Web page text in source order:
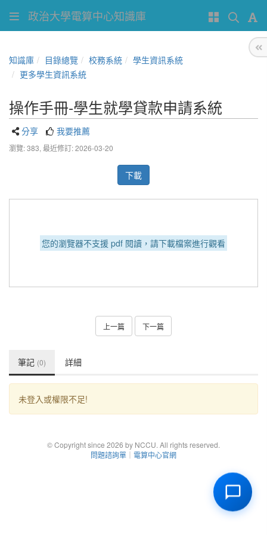
政治大學電算中心知識庫
知識庫 目錄總覽 校務系統
學生資訊系統
更多學生資訊系統
操作手冊-學生就學貸款申請系統
分享 我要推薦
瀏覽: 383, 最近修訂: 2026-03-20
下載
您的瀏覽器不支援 pdf 閱讀，請下載檔案進行觀看
上一篇 下一篇
筆記 (0) 詳細
未登入或權限不足!
© Copyright since 2026 by NCCU. All rights reserved.
問題諮詢單 ｜ 電算中心官網